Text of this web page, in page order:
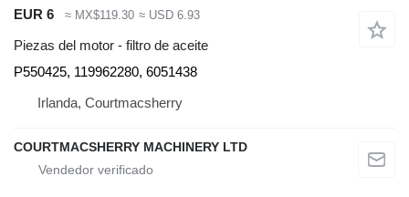
EUR 6 ≈ MX$119.30 ≈ USD 6.93
Piezas del motor - filtro de aceite
P550425, 119962280, 6051438
Irlanda, Courtmacsherry
COURTMACSHERRY MACHINERY LTD